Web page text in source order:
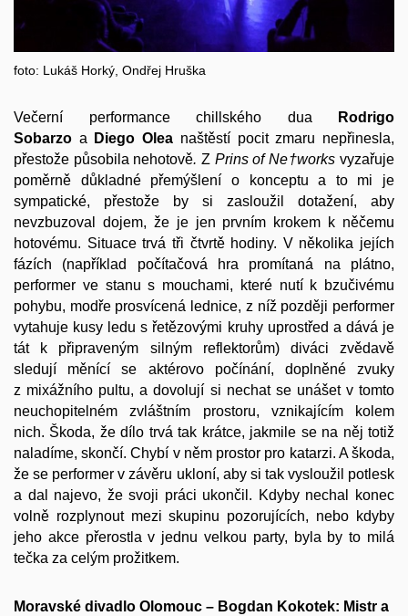
foto: Lukáš Horký, Ondřej Hruška
Večerní performance chillského dua
Rodrigo
Sobarzo a Diego Olea naštěstí pocit zmaru nepřinesla,
přestože působila nehotově.Z Prins of Ne†works vyzařuje
poměrně důkladné přemýšlení o konceptu a to mi je
sympatické, přestože by si zasloužil dotažení, aby
nevzbuzoval dojem, že je jen prvním krokem k něčemu
hotovému. Situace trvá tři čtvrtě hodiny. V několika jejích
fázích (například počítačová hra promítaná na plátno,
performer ve stanu s mouchami, které nutí k bzučivému
pohybu, modře prosvícená lednice, z níž později performer
vytahuje kusy ledu s řetězovými kruhy uprostřed a dává je
tát k připraveným silným reflektorům) diváci zvědavě
sledují měnící se aktérovo počínání, doplněné zvuky
z mixážního pultu, a dovolují si nechat se unášet v tomto
neuchopitelném zvláštním prostoru, vznikajícím kolem
nich. Škoda, že dílo trvá tak krátce, jakmile se na něj totiž
naladíme, skončí. Chybí v něm prostor pro katarzi. A škoda,
že se performer v závěru ukloní, aby si tak vysloužil potlesk
a dal najevo, že svoji práci ukončil. Kdyby nechal konec
volně rozplynout mezi skupinu pozorujících, nebo kdyby
jeho akce přerostla v jednu velkou party, byla by to milá
tečka za celým prožitkem.
Moravské divadlo Olomouc – Bogdan Kokotek: Mistr a